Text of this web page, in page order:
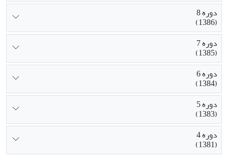
دوره 8
(1386)
دوره 7
(1385)
دوره 6
(1384)
دوره 5
(1383)
دوره 4
(1381)